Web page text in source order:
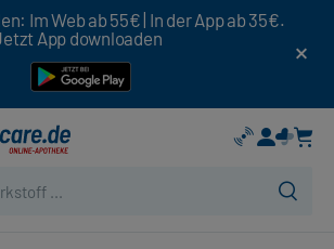
Im Web ab 55€ | In der App ab 35€.
App downloaden